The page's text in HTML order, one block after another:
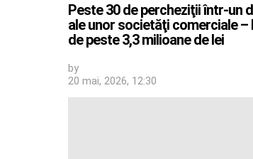
Peste 30 de percheziţii într-un
ale unor societăţi comerciale
de peste 3,3 milioane de lei
by
20 mai, 2026, 12:30